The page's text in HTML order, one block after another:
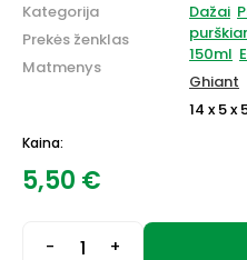
Kategorija
Prekės ženklas
Matmenys
Dažai
150ml
Ghiant
14 x 5 x
Kaina:
5,50 €
- +